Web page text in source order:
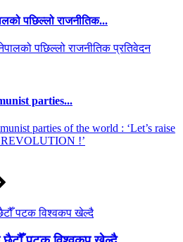
पछिल्लो राजनीतिक...
parties...